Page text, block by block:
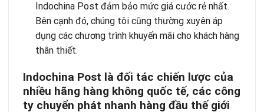
Indochina Post đảm bảo mức giá cước rẻ nhất.
Bên cạnh đó, chúng tôi cũng thường xuyên áp
dụng các chương trình khuyến mãi cho khách hàng
thân thiết.
Indochina Post là đối tác chiến lược của
nhiều hãng hàng không quốc tế, các công
ty chuyển phát nhanh hàng đầu thếgiới